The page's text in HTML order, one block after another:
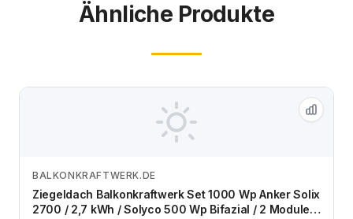
Ähnliche Produkte
Zum Angebot
BALKONKRAFTWERK.DE
Ziegeldach Balkonkraftwerk Set 1000 Wp Anker Solix
2700 / 2,7 kWh / Solyco 500 Wp Bifazial / 2 Module /